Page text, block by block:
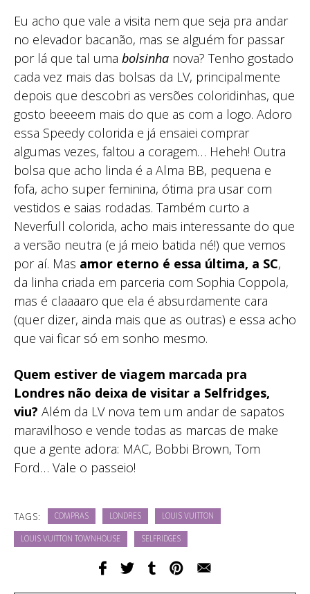
Eu acho que vale a visita nem que seja pra andar
no elevador bacanão, mas se alguém for passar
por lá que tal uma bolsinha nova? Tenho gostado
cada vez mais das bolsas da LV, principalmente
depois que descobri as versões coloridinhas, que
gosto beeeem mais do que as com a logo. Adoro
essa Speedy colorida e já ensaiei comprar
algumas vezes, faltou a coragem… Heheh! Outra
bolsa que acho linda é a Alma BB, pequena e
fofa, acho super feminina, ótima pra usar com
vestidos e saias rodadas. Também curto a
Neverfull colorida, acho mais interessante do que
a versão neutra (e já meio batida né!) que vemos
por aí. Mas amor eterno é essa última, a SC,
da linha criada em parceria com Sophia Coppola,
mas é claaaaro que ela é absurdamente cara
(quer dizer, ainda mais que as outras) e essa acho
que vai ficar só em sonho mesmo.
Quem estiver de viagem marcada pra
Londres não deixa de visitar a Selfridges,
viu? Além da LV nova tem um andar de sapatos
maravilhoso e vende todas as marcas de make
que a gente adora: MAC, Bobbi Brown, Tom
Ford… Vale o passeio!
TAGS: COMPRAS LONDRES LOUIS VUITTON
LOUIS VUITTON TOWNHOUSE SELFRIDGES